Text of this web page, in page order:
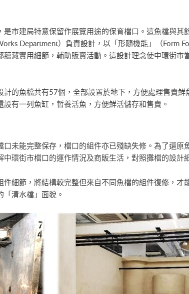
市建局特意保留作展覽用途的保育檔口。這魚檔與
Department）負責設計，以「形隨機能」（Form
藏實用細節，輔助販賣活動。這設計理念使中環街市
的魚檔共有57個，全部設置於地下，方便處理售賣
有一列魚缸，暫養活魚，方便鮮活儲存和售賣。
未能完整保存，檔口的組件亦已殘缺失修。為了還
環街市檔口的運作情況及商販生活，對照攤檔的設計
細節，將結構較完整但來自不同魚檔的組件復修，
清水檔」面貌。